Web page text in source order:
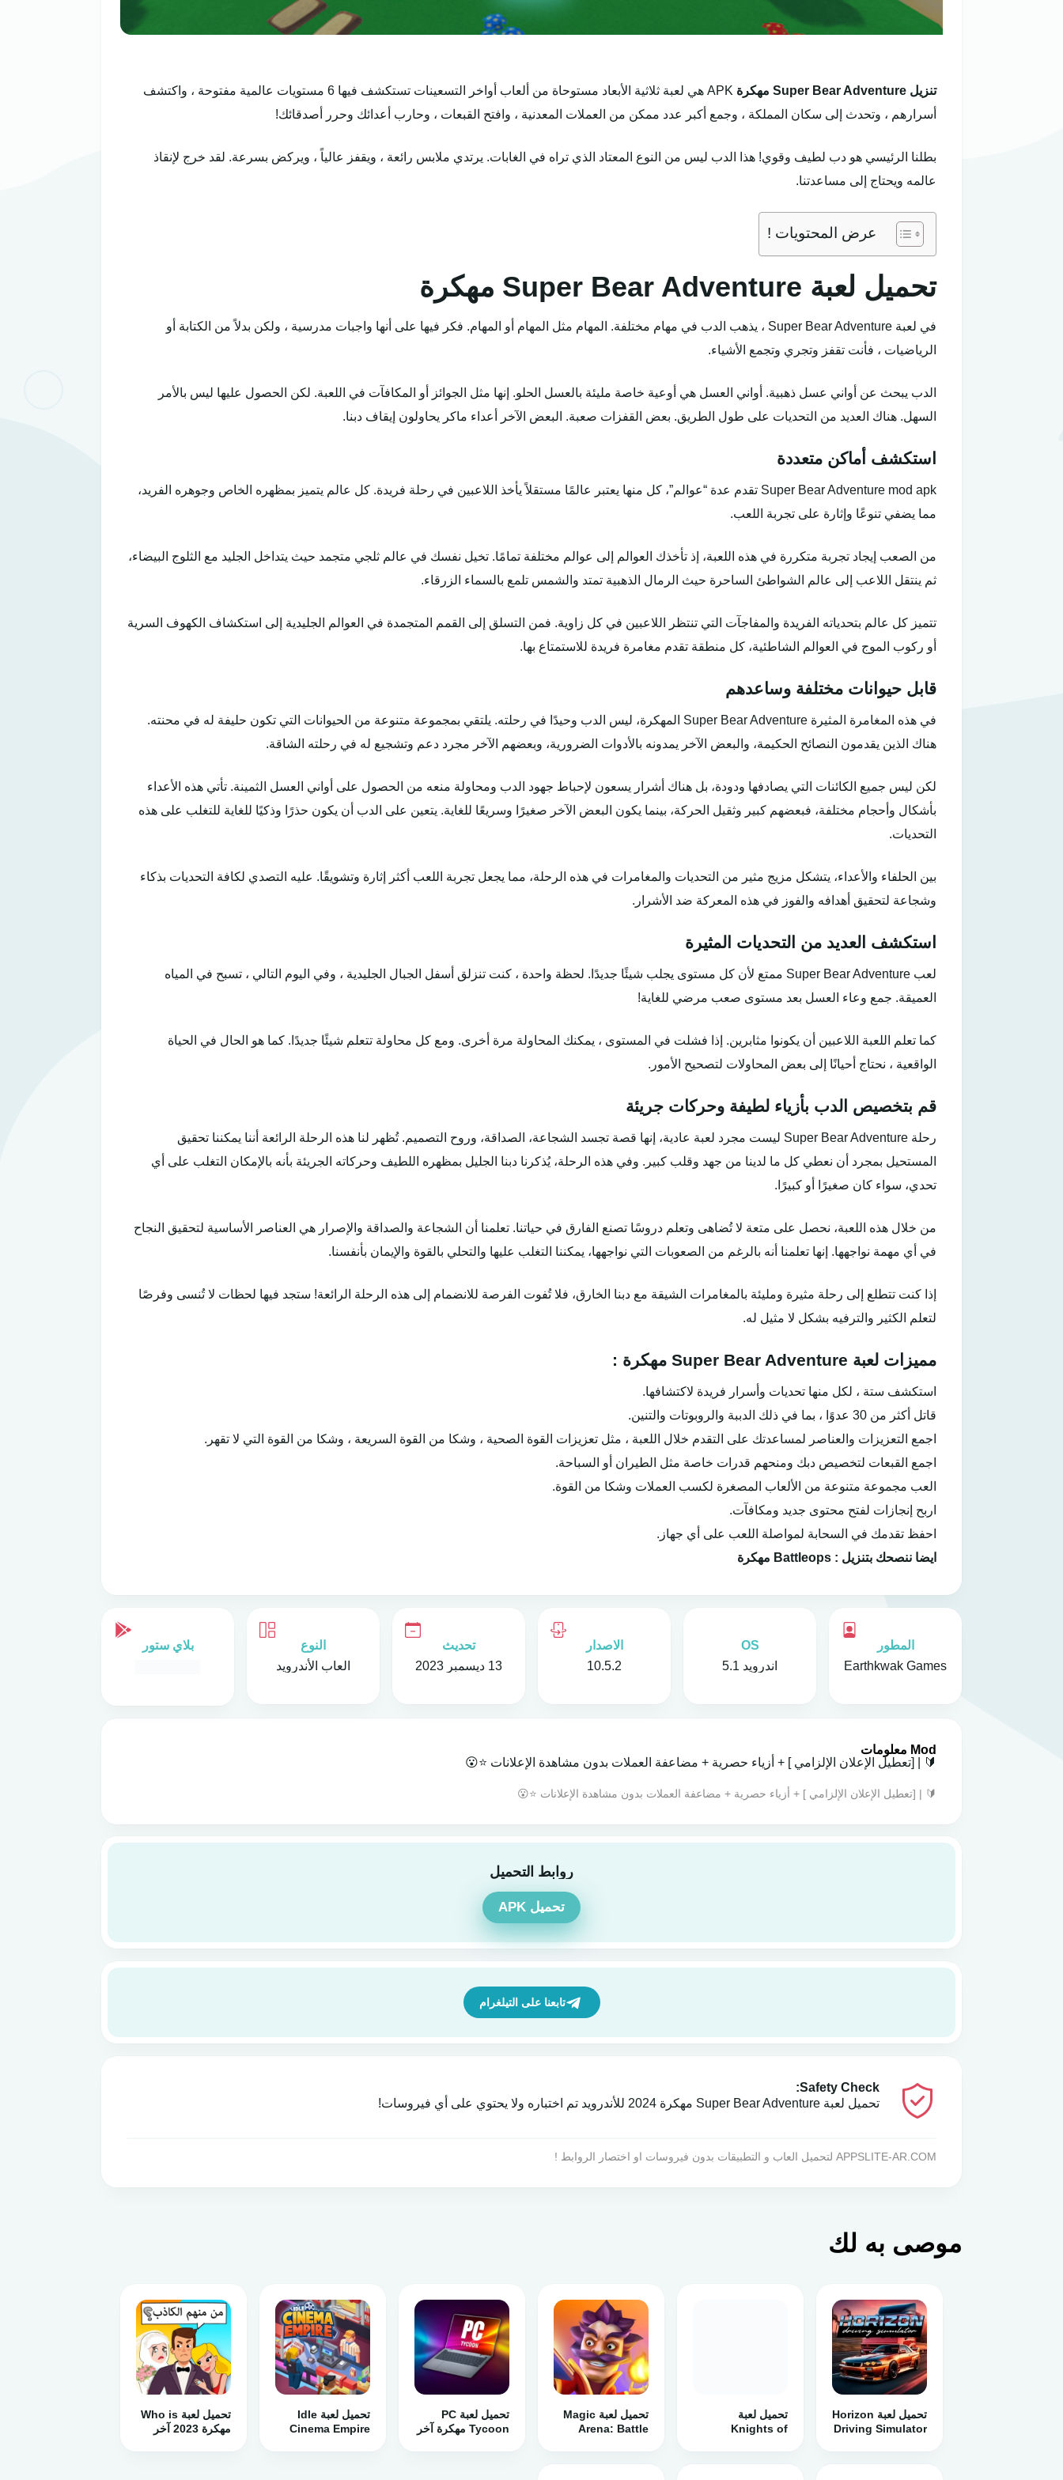
تنزيل Super Bear Adventure مهكرة
APK هي لعبة ثلاثية الأبعاد مستوحاة من ألعاب أواخر التسعينات تستكشف فيها 6 مستويات عالمية مفتوحة ، واكتشف
أسرارهم ، وتحدث إلى سكان المملكة ، وجمع أكبر عدد ممكن من العملات المعدنية ، وافتح القبعات ، وحارب أعدائك وحرر أصدقائك!
بطلنا الرئيسي هو دب لطيف وقوي! هذا الدب ليس من النوع المعتاد الذي تراه في الغابات. يرتدي ملابس رائعة ، ويقفز عالياً ، ويركض بسرعة. لقد خرج لإنقاذ
عالمه ويحتاج إلى مساعدتنا.
عرض المحتويات !
تحميل لعبة Super Bear Adventure مهكرة
في لعبة Super Bear Adventure ، يذهب الدب في مهام مختلفة. المهام مثل المهام أو المهام. فكر فيها على أنها واجبات مدرسية ، ولكن بدلاً من الكتابة أو
الرياضيات ، فأنت تقفز وتجري وتجمع الأشياء.
الدب يبحث عن أواني عسل ذهبية. أواني العسل هي أوعية خاصة مليئة بالعسل الحلو. إنها مثل الجوائز أو المكافآت في اللعبة. لكن الحصول عليها ليس بالأمر
السهل. هناك العديد من التحديات على طول الطريق. بعض القفزات صعبة. البعض الآخر أعداء ماكر يحاولون إيقاف دبنا.
استكشف أماكن متعددة
Super Bear Adventure mod apk تقدم عدة “عوالم”، كل منها يعتبر عالمًا مستقلاً يأخذ اللاعبين في رحلة فريدة. كل عالم يتميز بمظهره الخاص وجوهره الفريد،
مما يضفي تنوعًا وإثارة على تجربة اللعب.
من الصعب إيجاد تجربة متكررة في هذه اللعبة، إذ تأخذك العوالم إلى عوالم مختلفة تمامًا. تخيل نفسك في عالم ثلجي متجمد حيث يتداخل الجليد مع الثلوج البيضاء،
ثم ينتقل اللاعب إلى عالم الشواطئ الساحرة حيث الرمال الذهبية تمتد والشمس تلمع بالسماء الزرقاء.
تتميز كل عالم بتحدياته الفريدة والمفاجآت التي تنتظر اللاعبين في كل زاوية. فمن التسلق إلى القمم المتجمدة في العوالم الجليدية إلى استكشاف الكهوف السرية
أو ركوب الموج في العوالم الشاطئية، كل منطقة تقدم مغامرة فريدة للاستمتاع بها.
قابل حيوانات مختلفة وساعدهم
في هذه المغامرة المثيرة Super Bear Adventure المهكرة، ليس الدب وحيدًا في رحلته. يلتقي بمجموعة متنوعة من الحيوانات التي تكون حليفة له في محنته.
هناك الذين يقدمون النصائح الحكيمة، والبعض الآخر يمدونه بالأدوات الضرورية، وبعضهم الآخر مجرد دعم وتشجيع له في رحلته الشاقة.
لكن ليس جميع الكائنات التي يصادفها ودودة، بل هناك أشرار يسعون لإحباط جهود الدب ومحاولة منعه من الحصول على أواني العسل الثمينة. تأتي هذه الأعداء
بأشكال وأحجام مختلفة، فبعضهم كبير وثقيل الحركة، بينما يكون البعض الآخر صغيرًا وسريعًا للغاية. يتعين على الدب أن يكون حذرًا وذكيًا للغاية للتغلب على هذه
التحديات.
بين الحلفاء والأعداء، يتشكل مزيج مثير من التحديات والمغامرات في هذه الرحلة، مما يجعل تجربة اللعب أكثر إثارة وتشويقًا. عليه التصدي لكافة التحديات بذكاء
وشجاعة لتحقيق أهدافه والفوز في هذه المعركة ضد الأشرار.
استكشف العديد من التحديات المثيرة
لعب Super Bear Adventure ممتع لأن كل مستوى يجلب شيئًا جديدًا. لحظة واحدة ، كنت تنزلق أسفل الجبال الجليدية ، وفي اليوم التالي ، تسبح في المياه
العميقة. جمع وعاء العسل بعد مستوى صعب مرضي للغاية!
كما تعلم اللعبة اللاعبين أن يكونوا مثابرين. إذا فشلت في المستوى ، يمكنك المحاولة مرة أخرى. ومع كل محاولة تتعلم شيئًا جديدًا. كما هو الحال في الحياة
الواقعية ، نحتاج أحيانًا إلى بعض المحاولات لتصحيح الأمور.
قم بتخصيص الدب بأزياء لطيفة وحركات جريئة
رحلة Super Bear Adventure ليست مجرد لعبة عادية، إنها قصة تجسد الشجاعة، الصداقة، وروح التصميم. تُظهر لنا هذه الرحلة الرائعة أننا يمكننا تحقيق
المستحيل بمجرد أن نعطي كل ما لدينا من جهد وقلب كبير. وفي هذه الرحلة، يُذكرنا دبنا الجليل بمظهره اللطيف وحركاته الجريئة بأنه بالإمكان التغلب على أي
تحدي، سواء كان صغيرًا أو كبيرًا.
من خلال هذه اللعبة، نحصل على متعة لا تُضاهى وتعلم دروسًا تصنع الفارق في حياتنا. تعلمنا أن الشجاعة والصداقة والإصرار هي العناصر الأساسية لتحقيق النجاح
في أي مهمة نواجهها. إنها تعلمنا أنه بالرغم من الصعوبات التي نواجهها، يمكننا التغلب عليها والتحلي بالقوة والإيمان بأنفسنا.
إذا كنت تتطلع إلى رحلة مثيرة ومليئة بالمغامرات الشيقة مع دبنا الخارق، فلا تُفوت الفرصة للانضمام إلى هذه الرحلة الرائعة! ستجد فيها لحظات لا تُنسى وفرصًا
لتعلم الكثير والترفيه بشكل لا مثيل له.
مميزات لعبة Super Bear Adventure مهكرة :
استكشف ستة ، لكل منها تحديات وأسرار فريدة لاكتشافها.
قاتل أكثر من 30 عدوًا ، بما في ذلك الدببة والروبوتات والتنين.
اجمع التعزيزات والعناصر لمساعدتك على التقدم خلال اللعبة ، مثل تعزيزات القوة الصحية ، وشكا من القوة السريعة ، وشكا من القوة التي لا تقهر.
اجمع القبعات لتخصيص دبك ومنحهم قدرات خاصة مثل الطيران أو السباحة.
العب مجموعة متنوعة من الألعاب المصغرة لكسب العملات وشكا من القوة.
اربح إنجازات لفتح محتوى جديد ومكافآت.
احفظ تقدمك في السحابة لمواصلة اللعب على أي جهاز.
ايضا ننصحك بتنزيل : Battleops مهكرة
المطور
Earthkwak Games
OS
اندرويد 5.1
الاصدار
10.5.2
تحديث
13 ديسمبر 2023
النوع
العاب الأندرويد
بلاي ستور
Mod معلومات
🔰 | [تعطيل الإعلان الإلزامي ] + أزياء حصرية + مضاعفة العملات بدون مشاهدة الإعلانات ⭐😮
🔰 | [تعطيل الإعلان الإلزامي ] + أزياء حصرية + مضاعفة العملات بدون مشاهدة الإعلانات ⭐😮
روابط التحميل
تحميل APK
تابعنا على التيلغرام
Safety Check:
تحميل لعبة Super Bear Adventure‏ مهكرة 2024 للأندرويد تم اختباره ولا يحتوي على أي فيروسات!
APPSLITE-AR.COM لتحميل العاب و التطبيقات بدون فيروسات او اختصار الروابط !
موصى به لك
تحميل لعبة Horizon
Driving Simulator
تحميل لعبة
Knights of
تحميل لعبة Magic
Arena: Battle
تحميل لعبة PC
Tycoon مهكرة آخر
تحميل لعبة Idle
Cinema Empire
تحميل لعبة Who is
مهكرة 2023 آخر